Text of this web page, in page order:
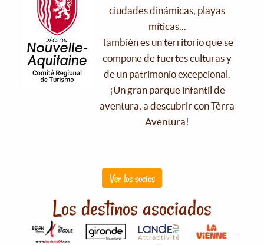
ciudades dinámicas, playas
míticas...
También es un territorio que se
compone de fuertes culturas y
de un patrimonio excepcional.
¡Un gran parque infantil de
aventura, a descubrir con Tèrra
Aventura!
Ver los socios
Los destinos asociados